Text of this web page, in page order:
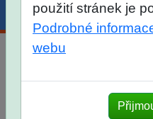
Menu Účet
po skutečných přijímacích
použití stránek je
Podrobné
webu